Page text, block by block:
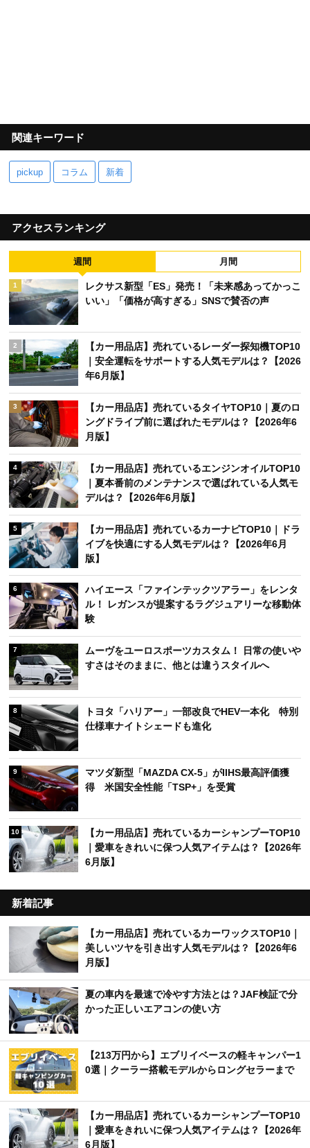
関連キーワード
pickup コラム 新着
アクセスランキング
週間 月間
1
レクサス新型「ES」発売！「未来感あってかっこ
いい」「価格が高すぎる」SNSで賛否の声
2
【カー用品店】売れているレーダー探知機TOP10
｜安全運転をサポートする人気モデルは？【2026
年6月版】
3
【カー用品店】売れているタイヤTOP10｜夏のロ
ングドライブ前に選ばれたモデルは？【2026年6
月版】
4
【カー用品店】売れているエンジンオイルTOP10
｜夏本番前のメンテナンスで選ばれている人気モ
デルは？【2026年6月版】
5
【カー用品店】売れているカーナビTOP10｜ドラ
イブを快適にする人気モデルは？【2026年6月
版】
6
ハイエース「ファインテックツアラー」をレンタ
ル！ レガンスが提案するラグジュアリーな移動体
験
7
ムーヴをユーロスポーツカスタム！ 日常の使いや
すさはそのままに、他とは違うスタイルへ
8
トヨタ「ハリアー」一部改良でHEV一本化 特別
仕様車ナイトシェードも進化
9
マツダ新型「MAZDA CX-5」がIIHS最高評価獲
得 米国安全性能「TSP+」を受賞
10
【カー用品店】売れているカーシャンプーTOP10
｜愛車をきれいに保つ人気アイテムは？【2026年
6月版】
新着記事
【カー用品店】売れているカーワックスTOP10｜
美しいツヤを引き出す人気モデルは？【2026年6
月版】
夏の車内を最速で冷やす方法とは？JAF検証で分
かった正しいエアコンの使い方
【213万円から】エブリイベースの軽キャンパー1
0選｜クーラー搭載モデルからロングセラーまで
【カー用品店】売れているカーシャンプーTOP10
｜愛車をきれいに保つ人気アイテムは？【2026年
6月版】